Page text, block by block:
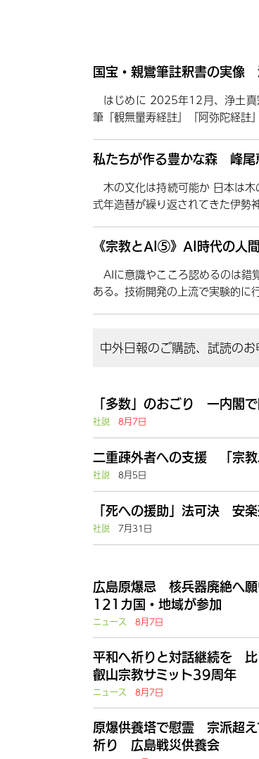
国宝・親鸞筆註釈書の実像
はじめに 2025年12月、浄土真
筆『観無量寿経註』『阿弥陀経
私たちが作る豊かな森 峰尾
木の文化は持続可能か 日本は
式年造替が繰り返されてきた伊
《宗教とAI⑤》AI時代の人
AIに意識やこころ認めるのは錯
ある。技術開発の上流で実験的
中外日報のご購読、試読の
「多数」のおごり 一内閣
社説
8月7日
二重疎外者への支援 「宗教
社説
8月5日
「死への援助」法可決 安
社説
7月31日
広島原爆忌 核兵器廃絶へ
121カ国・地域が参加
ニュース
8月7日
平和へ祈りと対話継続を 比
叡山宗教サミット39周年
ニュース
8月7日
原爆供養塔で慰霊 宗派超え
祈り 広島戦災供養会